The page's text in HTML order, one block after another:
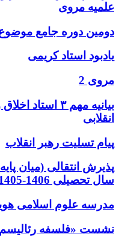
علمیه مروی
دومین دوره جامع
یادبود استاد کریمی
مروی 2
بیانیه مهم ۳
انقلابی
پیام تسلیت رهبر انقلاب
پذیرش انتقالی (میان
سال تحصیلی 1406-1405
مدرسه علوم اسلامی
نشست «فلسفه رئالیسم